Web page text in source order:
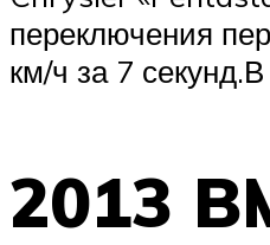
переключения
км/ч за 7
2013